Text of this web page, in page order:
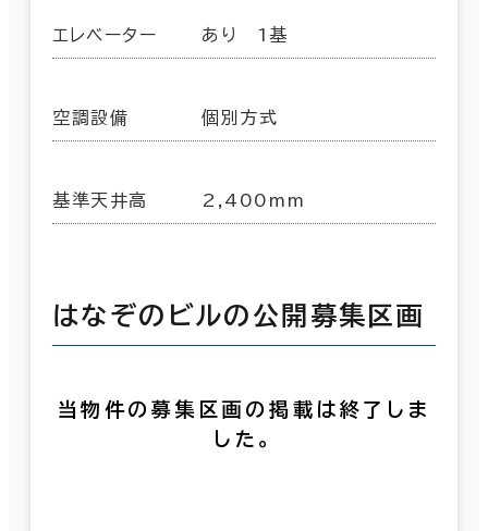
エレベーター あり 1基
空調設備 個別方式
基準天井高 2,400mm
はなぞのビルの公開募集区画
当物件の募集区画の掲載は終了しま
した。